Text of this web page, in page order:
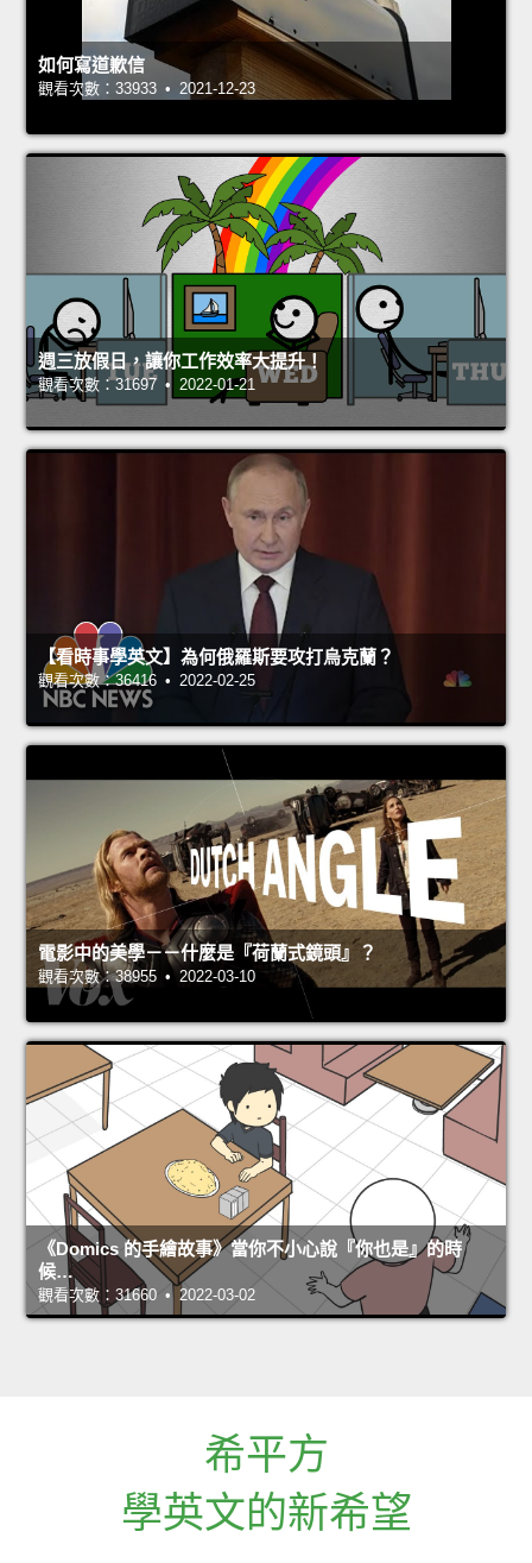
如何寫道歉信
觀看次數：33933 • 2021-12-23
週三放假日，讓你工作效率大提升！
觀看次數：31697 • 2022-01-21
【看時事學英文】為何俄羅斯要攻打烏克蘭？
觀看次數：36416 • 2022-02-25
電影中的美學－－什麼是『荷蘭式鏡頭』？
觀看次數：38955 • 2022-03-10
《Domics 的手繪故事》當你不小心說『你也是』的時
候…
觀看次數：31660 • 2022-03-02
希平方
學英文的新希望